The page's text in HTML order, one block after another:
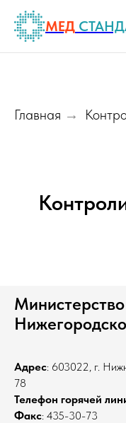
МЕД
Главная →
Адрес: 603022, г.
78
Телефон горячей
Факс: 435-30-73